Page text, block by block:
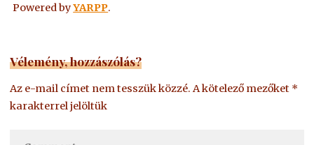
Powered byYARPP.
Vélemény, hozzászólás?
Az e-mail címet nem tesszük közzé. A kötelező mezőket *
karakterrel jelöltük